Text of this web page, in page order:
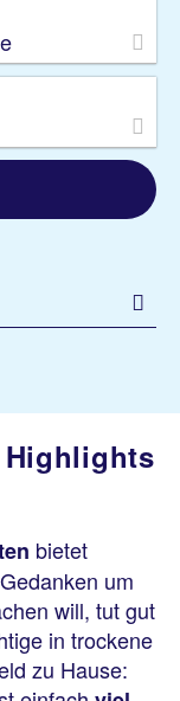
bietet
um
will, tut gut
in trockene
zu Hause: